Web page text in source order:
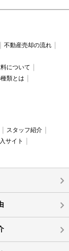
不動産売却の流れ
について
類とは
スタッフ紹介
サイト